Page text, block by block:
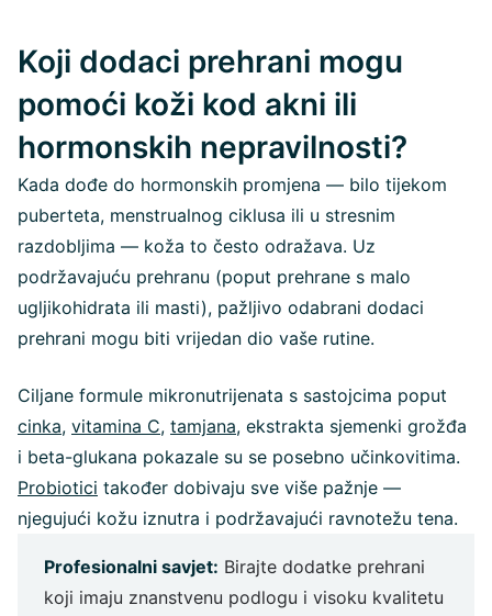
Koji dodaci prehrani mogu
pomoći koži kod akni ili
hormonskih nepravilnosti?
Kada dođe do hormonskih promjena — bilo tijekom
puberteta, menstrualnog ciklusa ili u stresnim
razdobljima — koža to često odražava. Uz
podržavajuću prehranu (poput prehrane s malo
ugljikohidrata ili masti), pažljivo odabrani dodaci
prehrani mogu biti vrijedan dio vaše rutine.
Ciljane formule mikronutrijenata s sastojcima poput
cinka, vitamina C, tamjana, ekstrakta sjemenki grožđa
i beta-glukana pokazale su se posebno učinkovitima.
Probiotici također dobivaju sve više pažnje —
njegujući kožu iznutra i podržavajući ravnotežu tena.
Profesionalni savjet: Birajte dodatke prehrani
koji imaju znanstvenu podlogu i visoku kvalitetu